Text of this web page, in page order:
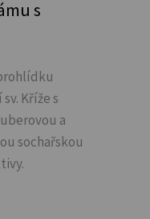
s
Kříže s
a
sochařskou